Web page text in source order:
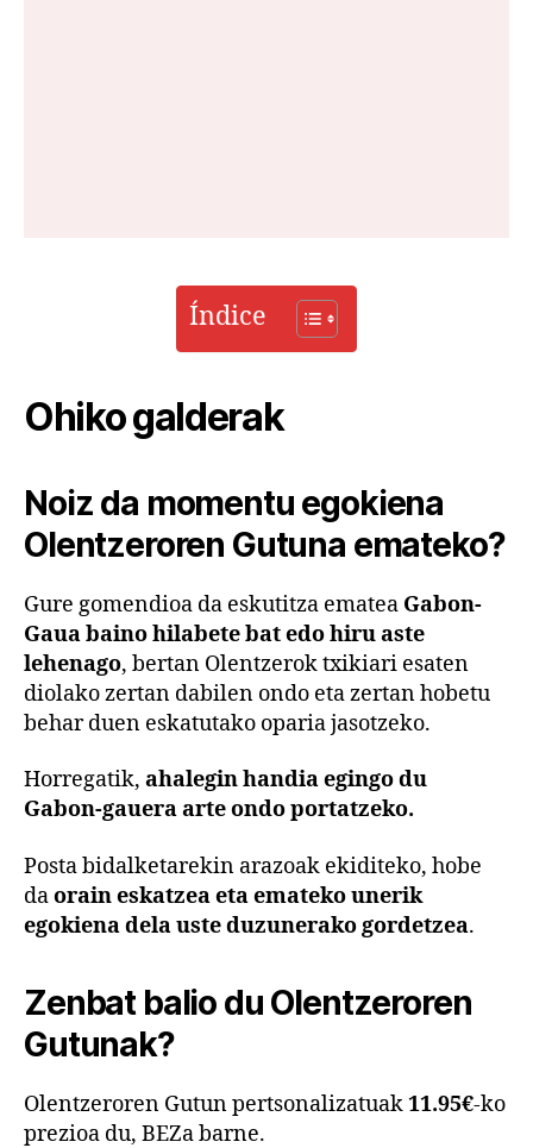
Índice
Ohiko galderak
Noiz da momentu egokiena
Olentzeroren Gutuna emateko?
Gure gomendioa da eskutitza ematea Gabon-
Gaua baino hilabete bat edo hiru aste
lehenago, bertan Olentzerok txikiari esaten
diolako zertan dabilen ondo eta zertan hobetu
behar duen eskatutako oparia jasotzeko.
Horregatik, ahalegin handia egingo du
Gabon-gauera arte ondo portatzeko.
Posta bidalketarekin arazoak ekiditeko, hobe
daorain eskatzea eta emateko unerik
egokiena dela uste duzunerako gordetzea.
Zenbat balio du Olentzeroren
Gutunak?
Olentzeroren Gutun pertsonalizatuak11.95€-ko
prezioa du, BEZa barne.